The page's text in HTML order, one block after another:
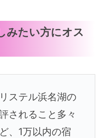
みたい方にオス
ステル浜名湖の
されること多々
、1万以内の宿